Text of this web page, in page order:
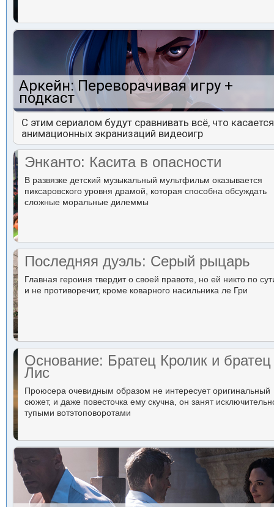
Аркейн: Переворачивая игру +
подкаст
С этим сериалом будут сравнивать всё, что касается
анимационных экранизаций видеоигр
Энканто: Касита в опасности
В развязке детский музыкальный мультфильм оказывается
пиксаровского уровня драмой, которая способна обсуждать
сложные моральные дилеммы
Последняя дуэль: Серый рыцарь
Главная героиня твердит о своей правоте, но ей никто по
и не противоречит, кроме коварного насильника ле Гри
Основание: Братец Кролик и братец
Лис
Проюсера очевидным образом не интересует оригинальный
сюжет, и даже повесточка ему скучна, он занят
тупыми вотэтоповоротами